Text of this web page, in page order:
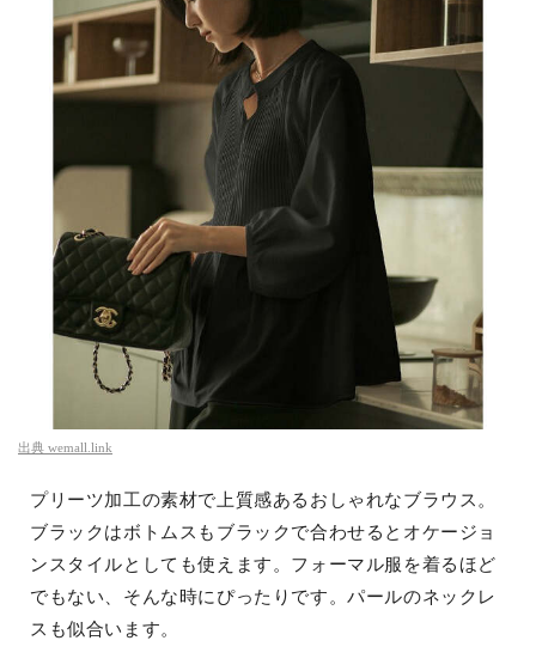
出典 wemall.link
プリーツ加工の素材で上質感あるおしゃれなブラウス。
ブラックはボトムスもブラックで合わせるとオケージョ
ンスタイルとしても使えます。フォーマル服を着るほど
でもない、そんな時にぴったりです。パールのネックレ
スも似合います。